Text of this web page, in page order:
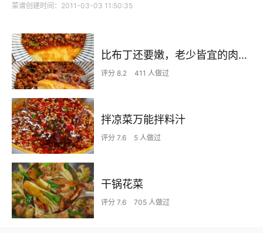
菜谱创建时间：2011-03-03 11:50:35
比布丁还要嫩，老少皆宜的肉沫蒸蛋
评分 8.2 411 人做过
拌凉菜万能拌料汁
评分 7.6 5 人做过
干锅花菜
评分 7.6 705 人做过